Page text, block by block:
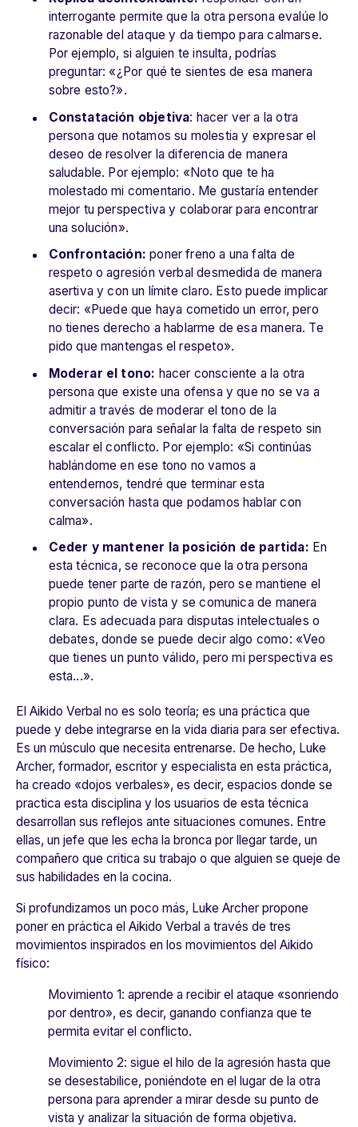
interrogante permite que la otra persona evalúe lo
razonable del ataque y da tiempo para calmarse.
Por ejemplo, si alguien te insulta, podrías
preguntar: «¿Por qué te sientes de esa manera
sobre esto?».
Constatación objetiva: hacer ver a la otra
persona que notamos su molestia y expresar el
deseo de resolver la diferencia de manera
saludable. Por ejemplo: «Noto que te ha
molestado mi comentario. Me gustaría entender
mejor tu perspectiva y colaborar para encontrar
una solución».
Confrontación: poner freno a una falta de
respeto o agresión verbal desmedida de manera
asertiva y con un límite claro. Esto puede implicar
decir: «Puede que haya cometido un error, pero
no tienes derecho a hablarme de esa manera. Te
pido que mantengas el respeto».
Moderar el tono: hacer consciente a la otra
persona que existe una ofensa y que no se va a
admitir a través de moderar el tono de la
conversación para señalar la falta de respeto sin
escalar el conflicto. Por ejemplo: «Si continúas
hablándome en ese tono no vamos a
entendernos, tendré que terminar esta
conversación hasta que podamos hablar con
calma».
Ceder y mantener la posición de partida: En
esta técnica, se reconoce que la otra persona
puede tener parte de razón, pero se mantiene el
propio punto de vista y se comunica de manera
clara. Es adecuada para disputas intelectuales o
debates, donde se puede decir algo como: «Veo
que tienes un punto válido, pero mi perspectiva es
esta...».
El Aikido Verbal no es solo teoría; es una práctica que
puede y debe integrarse en la vida diaria para ser efectiva.
Es un músculo que necesita entrenarse. De hecho, Luke
Archer, formador, escritor y especialista en esta práctica,
ha creado «dojos verbales», es decir, espacios donde se
practica esta disciplina y los usuarios de esta técnica
desarrollan sus reflejos ante situaciones comunes. Entre
ellas, un jefe que les echa la bronca por llegar tarde, un
compañero que critica su trabajo o que alguien se queje de
sus habilidades en la cocina.
Si profundizamos un poco más, Luke Archer propone
poner en práctica el Aikido Verbal a través de tres
movimientos inspirados en los movimientos del Aikido
físico:
Movimiento 1: aprende a recibir el ataque «sonriendo
por dentro», es decir, ganando confianza que te
permita evitar el conflicto.
Movimiento 2: sigue el hilo de la agresión hasta que
se desestabilice, poniéndote en el lugar de la otra
persona para aprender a mirar desde su punto de
vista y analizar la situación de forma objetiva.